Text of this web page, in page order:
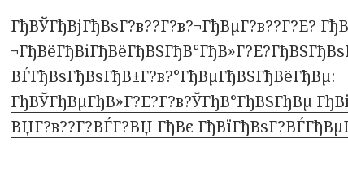
ГђВЎГђВјГђВѕГ?в??Г?в?¬ГђВµГ?в??Г?Е?
ВЃГђВѕГђВѕГђВ±Г?в?°ГђВµГђВЅГђВёГђВµ:
ГђВЎГђВµГђВ»Г?Е?Г?в?ЎГђВ°ГђВЅГђВµ
ВЏГ?в??Г?ВЃГ?ВЏ ГђВє